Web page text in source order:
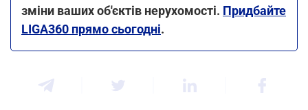
зміни ваших об'єктів нерухомості. Придбайте
LIGA360 прямо сьогодні.